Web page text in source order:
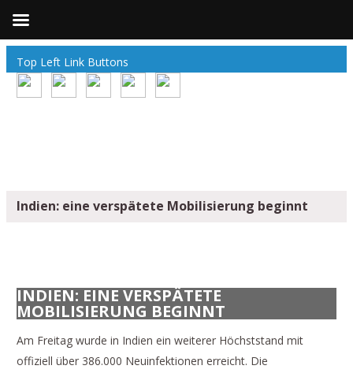
Top Left Link Buttons
Indien: eine verspätete Mobilisierung beginnt
INDIEN: EINE VERSPÄTETE
MOBILISIERUNG BEGINNT
Am Freitag wurde in Indien ein weiterer Höchststand mit
offiziell über 386.000 Neuinfektionen erreicht. Die